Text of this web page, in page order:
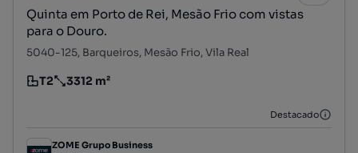
Quinta em Porto de Rei, Mesão Frio com vistas
para o Douro.
5040-125, Barqueiros, Mesão Frio, Vila Real
Tipologia
T2
Preço por metro quadrado
3312 m²
Destacado
ZOME Grupo Business